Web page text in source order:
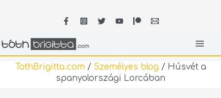
TothBrigitta.com / Személyes blog / Húsvét a
spanyolországi Lorcában